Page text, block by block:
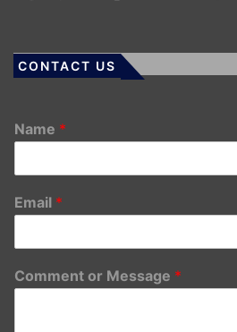
CONTACT US
Name *
Email *
Comment or Message *